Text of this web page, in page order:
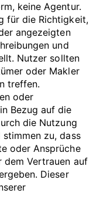
keine Agentur.
für die Richtigkeit,
angezeigten
und
Nutzer sollten
oder Makler
treffen.
oder
Bezug auf die
die Nutzung
zu, dass
oder Ansprüche
dem Vertrauen auf
Dieser